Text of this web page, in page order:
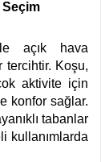
Seçim
açık hava
Koşu,
aktivite için
konfor sağlar.
tabanlar
kullanımlarda